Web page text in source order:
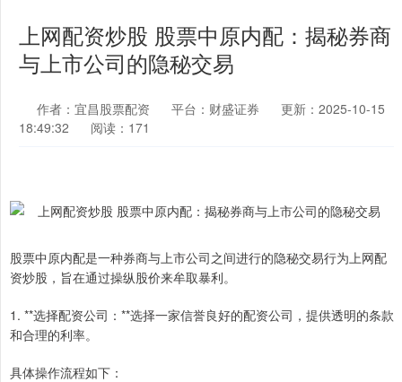
上网配资炒股 股票中原内配：揭秘券商
与上市公司的隐秘交易
作者：宜昌股票配资 平台：财盛证券
更新：2025-10-15
18:49:32
阅读：171
股票中原内配是一种券商与上市公司之间进行的隐秘交易行为上网配
资炒股，旨在通过操纵股价来牟取暴利。
1. **选择配资公司：**选择一家信誉良好的配资公司，提供透明的条款
和合理的利率。
具体操作流程如下：